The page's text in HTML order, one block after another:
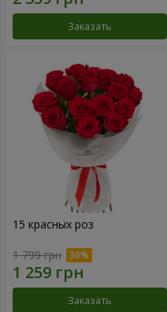
Заказать
15 красных роз
1 799 грн
Заказать